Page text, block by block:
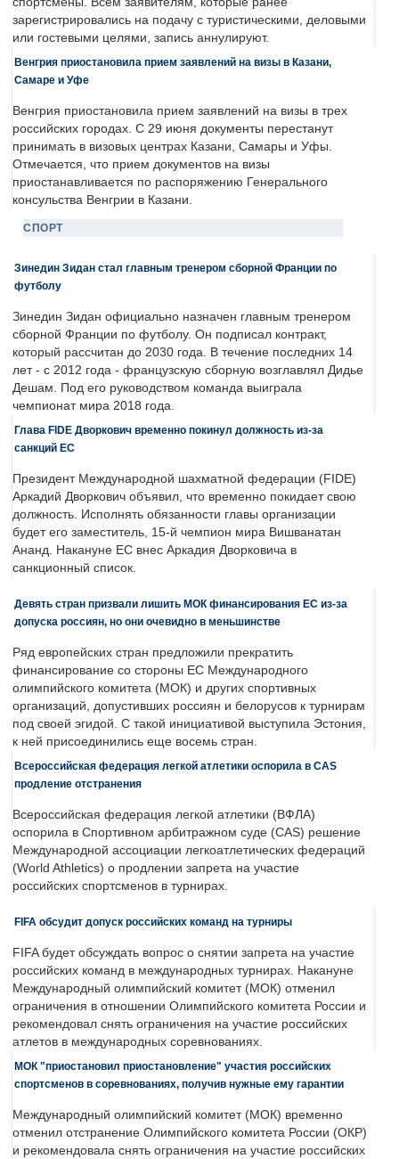
зарегистрировались на подачу с туристическими, деловыми
или гостевыми целями, запись аннулируют.
Венгрия приостановила прием заявлений на визы в Казани,
Самаре и Уфе
Венгрия приостановила прием заявлений на визы в трех
российских городах. С 29 июня документы перестанут
принимать в визовых центрах Казани, Самары и Уфы.
Отмечается, что прием документов на визы
приостанавливается по распоряжению Генерального
консульства Венгрии в Казани.
СПОРТ
Зинедин Зидан стал главным тренером сборной Франции по
футболу
Зинедин Зидан официально назначен главным тренером
сборной Франции по футболу. Он подписал контракт,
который рассчитан до 2030 года. В течение последних 14
лет - с 2012 года - французскую сборную возглавлял Дидье
Дешам. Под его руководством команда выиграла
чемпионат мира 2018 года.
Глава FIDE Дворкович временно покинул должность из-за
санкций ЕС
Президент Международной шахматной федерации (FIDE)
Аркадий Дворкович объявил, что временно покидает свою
должность. Исполнять обязанности главы организации
будет его заместитель, 15-й чемпион мира Вишванатан
Ананд. Накануне ЕС внес Аркадия Дворковича в
санкционный список.
Девять стран призвали лишить МОК финансирования ЕС из-за
допуска россиян, но они очевидно в меньшинстве
Ряд европейских стран предложили прекратить
финансирование со стороны ЕС Международного
олимпийского комитета (МОК) и других спортивных
организаций, допустивших россиян и белорусов к турнирам
под своей эгидой. С такой инициативой выступила Эстония,
к ней присоединились еще восемь стран.
Всероссийская федерация легкой атлетики оспорила в CAS
продление отстранения
Всероссийская федерация легкой атлетики (ВФЛА)
оспорила в Спортивном арбитражном суде (CAS) решение
Международной ассоциации легкоатлетических федераций
(World Athletics) о продлении запрета на участие
российских спортсменов в турнирах.
FIFA обсудит допуск российских команд на турниры
FIFA будет обсуждать вопрос о снятии запрета на участие
российских команд в международных турнирах. Накануне
Международный олимпийский комитет (МОК) отменил
ограничения в отношении Олимпийского комитета России и
рекомендовал снять ограничения на участие российских
атлетов в международных соревнованиях.
МОК "приостановил приостановление" участия российских
спортсменов в соревнованиях, получив нужные ему гарантии
Международный олимпийский комитет (МОК) временно
отменил отстранение Олимпийского комитета России (ОКР)
и рекомендовала снять ограничения на участие российских